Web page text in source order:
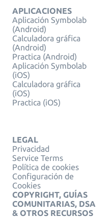
APLICACIONES
Aplicación Symbolab
(Android)
Calculadora gráfica
(Android)
Practica (Android)
Aplicación Symbolab
(iOS)
Calculadora gráfica
(iOS)
Practica (iOS)
LEGAL
Privacidad
Service Terms
Política de cookies
Configuración de
Cookies
COPYRIGHT, GUÍAS
COMUNITARIAS, DSA
& OTROS RECURSOS